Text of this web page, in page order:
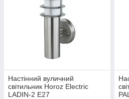
Настінний вуличний
світильник Horoz Electric
LADIN-2 Е27